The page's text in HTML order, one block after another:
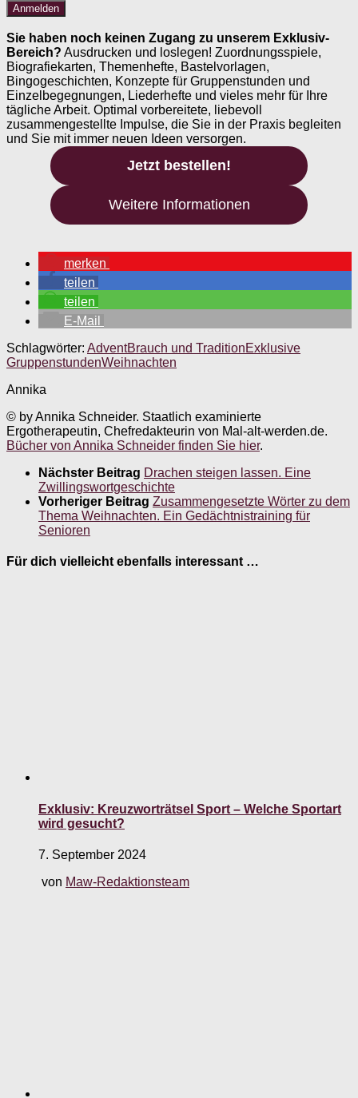
Sie haben noch keinen Zugang zu unserem Exklusiv-
Bereich? Ausdrucken und loslegen! Zuordnungsspiele,
Biografiekarten, Themenhefte, Bastelvorlagen,
Bingogeschichten, Konzepte für Gruppenstunden und
Einzelbegegnungen, Liederhefte und vieles mehr für Ihre
tägliche Arbeit. Optimal vorbereitete, liebevoll
zusammengestellte Impulse, die Sie in der Praxis begleiten
und Sie mit immer neuen Ideen versorgen.
Jetzt bestellen!
Weitere Informationen
merken
teilen
teilen
E-Mail
Schlagwörter: AdventBrauch und TraditionExklusive
GruppenstundenWeihnachten
Annika
© by Annika Schneider. Staatlich examinierte
Ergotherapeutin, Chefredakteurin von Mal-alt-werden.de.
Bücher von Annika Schneider finden Sie hier.
Nächster Beitrag Drachen steigen lassen. Eine
Zwillingswortgeschichte
Vorheriger Beitrag Zusammengesetzte Wörter zu dem
Thema Weihnachten. Ein Gedächtnistraining für
Senioren
Für dich vielleicht ebenfalls interessant …
Exklusiv: Kreuzworträtsel Sport – Welche Sportart
wird gesucht?
7. September 2024
von Maw-Redaktionsteam